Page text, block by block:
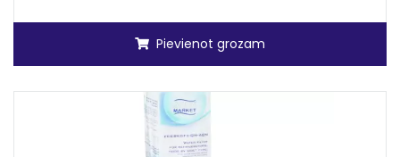
Pievienot grozam